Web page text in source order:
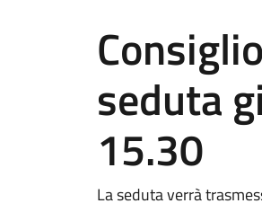
seduta
15.30
La seduta verrà